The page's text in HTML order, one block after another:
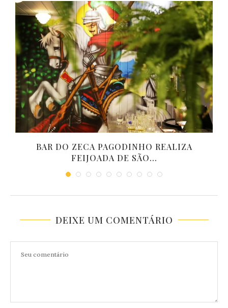
BAR DO ZECA PAGODINHO REALIZA
FEIJOADA DE SÃO...
DEIXE UM COMENTÁRIO